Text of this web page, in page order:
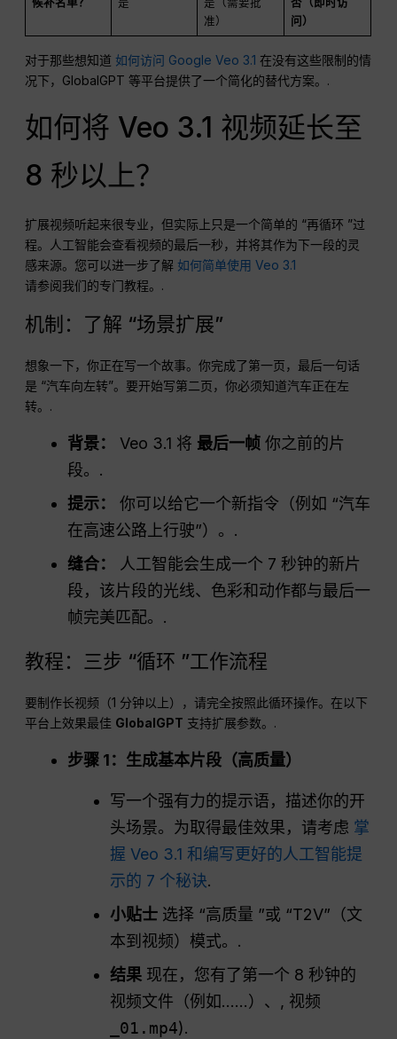
准）
问）
对于那些想知道如何访问 Google Veo 3.1 在没有这些限制的情
况下，GlobalGPT 等平台提供了一个简化的替代方案。.
如何将 Veo 3.1 视频延长至
8 秒以上？
扩展视频听起来很专业，但实际上只是一个简单的 “再循环 ”过
程。人工智能会查看视频的最后一秒，并将其作为下一段的灵
感来源。您可以进一步了解如何简单使用 Veo 3.1
请参阅我们的专门教程。.
机制：了解 “场景扩展”
想象一下，你正在写一个故事。你完成了第一页，最后一句话
是 “汽车向左转”。要开始写第二页，你必须知道汽车正在左
转。.
背景： Veo 3.1 将 最后一帧 你之前的片
段。.
提示：
你可以给它一个新指令（例如 “汽车
在高速公路上行驶”）。.
缝合：
人工智能会生成一个 7 秒钟的新片
段，该片段的光线、色彩和动作都与最后一
帧完美匹配。.
教程：三步 “循环 ”工作流程
要制作长视频（1 分钟以上），请完全按照此循环操作。在以下
平台上效果最佳 GlobalGPT 支持扩展参数。.
步骤 1：生成基本片段（高质量）
写一个强有力的提示语，描述你的开
头场景。为取得最佳效果，请考虑 掌
握 Veo 3.1 和编写更好的人工智能提
示的 7 个秘诀.
小贴士 选择 “高质量 ”或 “T2V”（文
本到视频）模式。.
结果 现在，您有了第一个 8 秒钟的
视频文件（例如......）、, 视频
_01.mp4).